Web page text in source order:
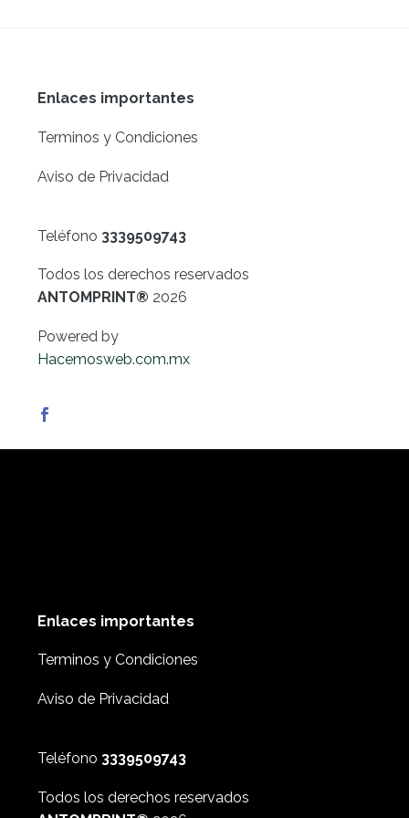
Enlaces importantes
Terminos y Condiciones
Aviso de Privacidad
Teléfono 3339509743
Todos los derechos reservados
ANTOMPRINT® 2026
Powered by
Hacemosweb.com.mx
Enlaces importantes
Terminos y Condiciones
Aviso de Privacidad
Teléfono 3339509743
Todos los derechos reservados